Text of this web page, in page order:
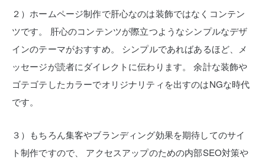
２）ホームページ制作で肝心なのは装飾ではなくコンテン
ツです。
肝心のコンテンツが際立つようなシンプルなデザ
インのテーマがおすすめ。
シンプルであればあるほど、メ
ッセージが読者にダイレクトに伝わります。
余計な装飾や
ゴテゴテしたカラーでオリジナリティを出すのはNGな時代
です。
３）もちろん集客やブランディング効果を期待してのサイ
ト制作ですので、
アクセスアップのための内部SEO対策や